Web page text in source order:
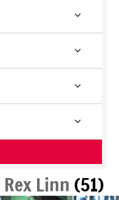
Rex Linn (51)